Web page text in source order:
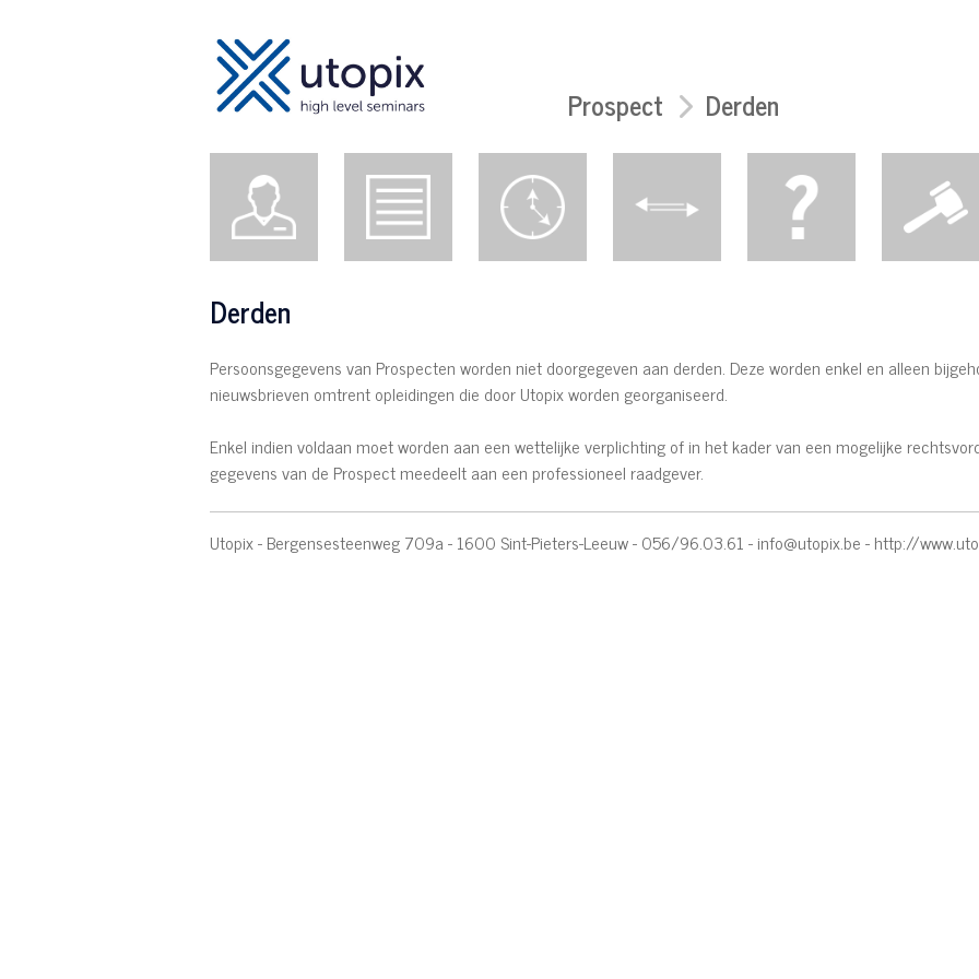
Prospect Derden
Derden
Persoonsgegevens van Prospecten worden niet doorgegeven aan derden. Deze worden enkel en alleen
nieuwsbrieven omtrent opleidingen die door Utopix worden georganiseerd.
Enkel indien voldaan moet worden aan een wettelijke verplichting of in het kader van een mogelijke
gegevens van de Prospect meedeelt aan een professioneel raadgever.
Utopix - Bergensesteenweg 709a - 1600 Sint-Pieters-Leeuw - 056/96.03.61 -info@utopix.be-http://